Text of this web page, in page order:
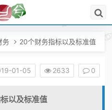
务 20个财务指标以及标准值
01-05 2633 0
以及标准值